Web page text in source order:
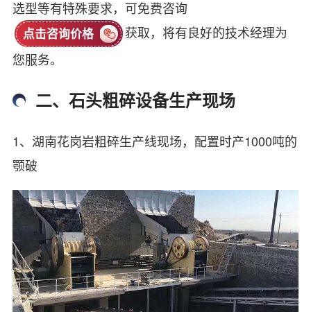
选型等有特殊要求，可免费咨询
点击咨询价格
获取，将有良好的技术经理为
您服务。
二、石头粗碎设备生产现场
1、湖南花岗岩粗碎生产线现场，配置时产1000吨的
颚破